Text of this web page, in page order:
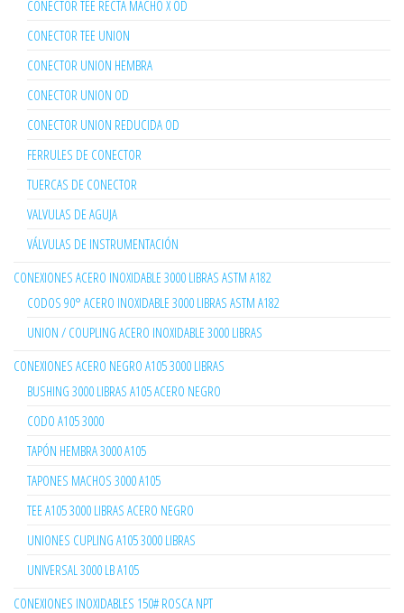
CONECTOR TEE RECTA MACHO X OD
CONECTOR TEE UNION
CONECTOR UNION HEMBRA
CONECTOR UNION OD
CONECTOR UNION REDUCIDA OD
FERRULES DE CONECTOR
TUERCAS DE CONECTOR
VALVULAS DE AGUJA
VÁLVULAS DE INSTRUMENTACIÓN
CONEXIONES ACERO INOXIDABLE 3000 LIBRAS ASTM A182
CODOS 90° ACERO INOXIDABLE 3000 LIBRAS ASTM A182
UNION / COUPLING ACERO INOXIDABLE 3000 LIBRAS
CONEXIONES ACERO NEGRO A105 3000 LIBRAS
BUSHING 3000 LIBRAS A105 ACERO NEGRO
CODO A105 3000
TAPÓN HEMBRA 3000 A105
TAPONES MACHOS 3000 A105
TEE A105 3000 LIBRAS ACERO NEGRO
UNIONES CUPLING A105 3000 LIBRAS
UNIVERSAL 3000 LB A105
CONEXIONES INOXIDABLES 150# ROSCA NPT